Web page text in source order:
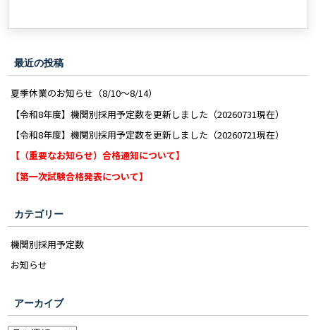
最近の投稿
夏季休業のお知らせ（8/10～8/14）
【令和8年度】機関別採用予定数を更新しました（20260731現在）
【令和8年度】機関別採用予定数を更新しました（20260721現在）
【（重要なお知らせ）合格通知について】
【第一次試験合格発表について】
カテゴリー
機関別採用予定数
お知らせ
アーカイブ